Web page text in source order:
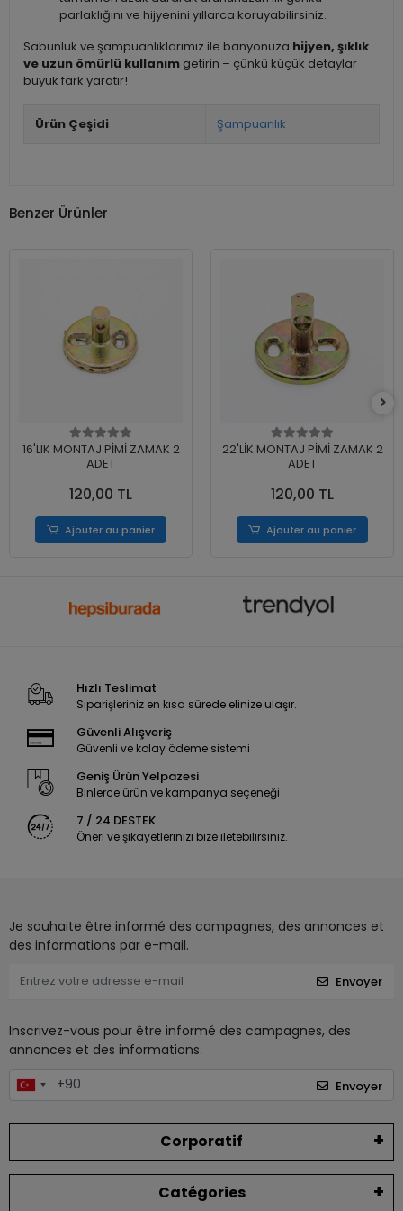
parlaklığını ve hijyenini yıllarca koruyabilirsiniz.
Sabunluk ve şampuanlıklarımız ile banyonuza hijyen, şıklık
ve uzun ömürlü kullanım getirin – çünkü küçük detaylar
büyük fark yaratır!
Ürün Çeşidi Şampuanlık
Benzer Ürünler
16'LIK MONTAJ PİMİ ZAMAK 2
ADET
120,00 TL
Ajouter au panier
22'LİK MONTAJ PİMİ ZAMAK 2
ADET
120,00 TL
Ajouter au panier
Hızlı Teslimat
Siparişleriniz en kısa sürede elinize ulaşır.
Güvenli Alışveriş
Güvenli ve kolay ödeme sistemi
Geniş Ürün Yelpazesi
Binlerce ürün ve kampanya seçeneği
7 / 24 DESTEK
Öneri ve şikayetlerinizi bize iletebilirsiniz.
Je souhaite être informé des campagnes, des annonces et
des informations par e-mail.
Envoyer
Inscrivez-vous pour être informé des campagnes, des
annonces et des informations.
Envoyer
Corporatif
Catégories